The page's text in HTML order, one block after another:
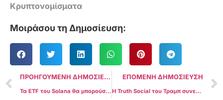
Κρυπτονομίσματα
Μοιράσου τη Δημοσίευση:
ΠΡΟΗΓΟΥΜΕΝΗ ΔΗΜΟΣΙΕΥΣΗ
Τα ETF του Solana θα μπορούσαν να προσελκύσουν έως και 6 δισ. δολάρια τον πρώτο χρόνο καθώς το SOL μπαίνει στην “ελίτ” των crypto
ΕΠΟΜΕΝΗ ΔΗΜΟΣΙΕΥΣΗ
Η Truth Social του Τραμπ συνεργάζεται με το Crypto.com για την κυκλοφορία της πλατφόρμας “Truth Predict”